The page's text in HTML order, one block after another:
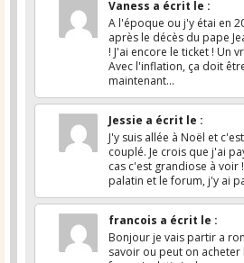
Vaness a écrit le :
A l'époque ou j'y étai en
après le décès du pape
! J'ai encore le ticket ! Un
Avec l'inflation, ça doit
maintenant...
Jessie a écrit le :
J'y suis allée à Noël et
couplé. Je crois que j'ai
cas c'est grandiose à
palatin et le forum, j'y ai
francois a écrit le :
Bonjour je vais partir a
savoir ou peut on